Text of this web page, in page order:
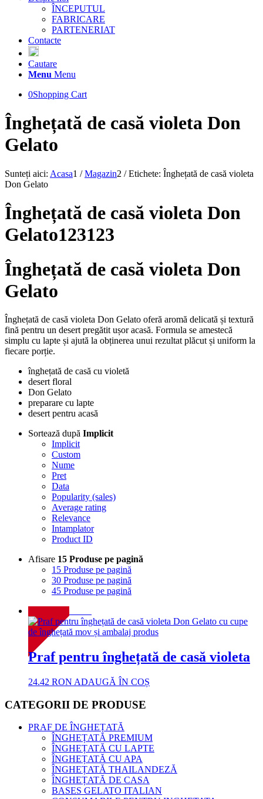
ÎNCEPUTUL
FABRICARE
PARTENERIAT
Contacte
Cautare
Menu Menu
0Shopping Cart
Înghețată de casă violeta Don
Gelato
Sunteți aici: Acasa1 / Magazin2 / Etichete: Înghețată de casă violeta
Don Gelato
Înghețată de casă violeta Don
Gelato123123
Înghețată de casă violeta Don
Gelato
Înghețată de casă violeta Don Gelato oferă aromă delicată și textură
fină pentru un desert pregătit ușor acasă. Formula se amestecă
simplu cu lapte și ajută la obținerea unui rezultat plăcut și uniform la
fiecare porție.
înghețată de casă cu violetă
desert floral
Don Gelato
preparare cu lapte
desert pentru acasă
Sortează după Implicit
Implicit
Custom
Nume
Pret
Data
Popularity (sales)
Average rating
Relevance
Intamplator
Product ID
Afisare 15 Produse pe pagină
15 Produse pe pagină
30 Produse pe pagină
45 Produse pe pagină
Praf pentru înghețată de casă violeta
24.42 RON ADAUGĂ ÎN COȘ
CATEGORII DE PRODUSE
PRAF DE ÎNGHEȚATĂ
ÎNGHEȚATĂ PREMIUM
ÎNGHEȚATĂ CU LAPTE
ÎNGHEȚATĂ CU APA
ÎNGHEȚATĂ THAILANDEZĂ
ÎNGHEȚATĂ DE CASA
BASES GELATO ITALIAN